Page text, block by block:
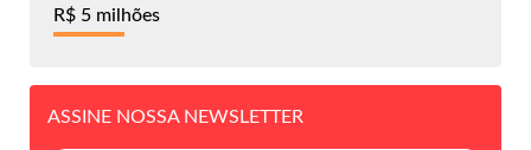
R$ 5 milhões
ASSINE NOSSA NEWSLETTER